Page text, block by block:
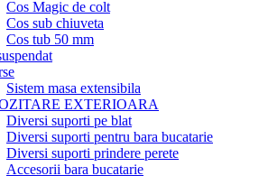
Cos Magic de colt
Cos sub chiuveta
Cos tub 50 mm
Sistem masa extensibila
EXTERIOARA
Diversi suporti pe blat
Diversi suporti pentru bara bucatarie
Diversi suporti prindere perete
Accesorii bara bucatarie